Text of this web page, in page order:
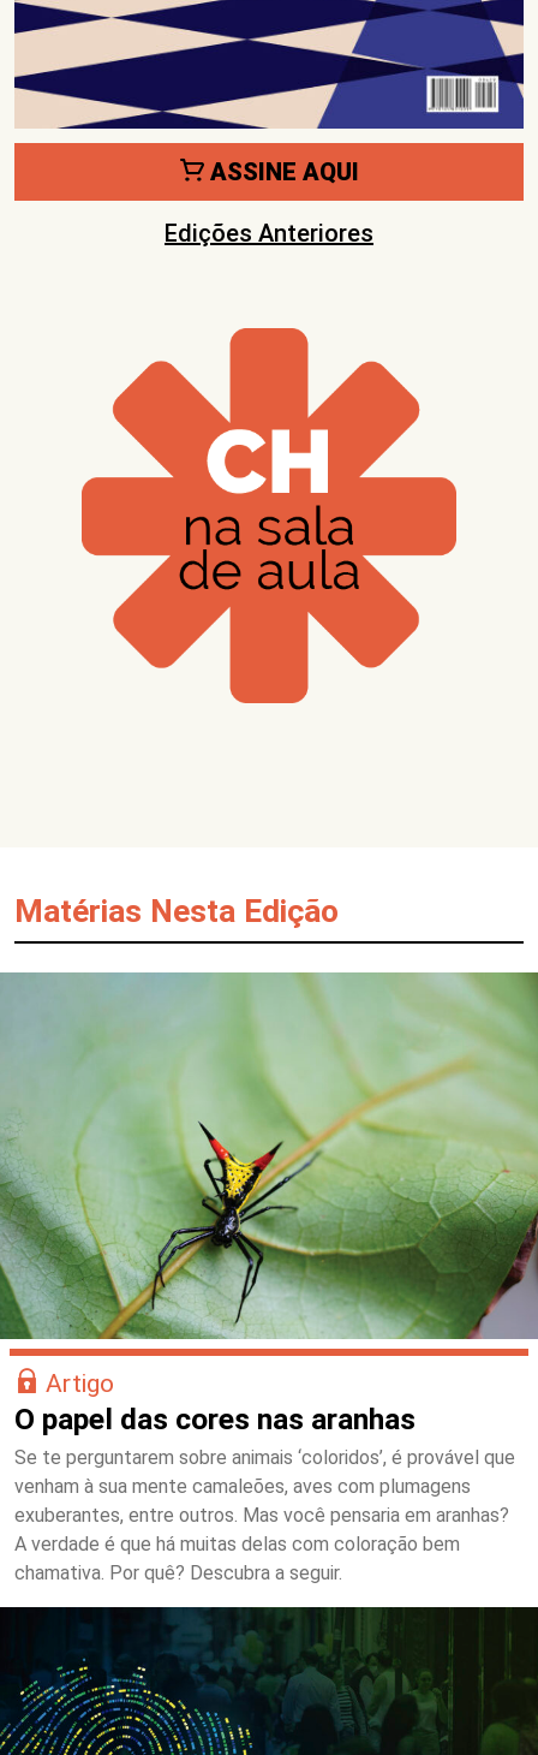
ASSINE AQUI
Edições Anteriores
Matérias Nesta Edição
Artigo
O papel das cores nas aranhas
Se te perguntarem sobre animais ‘coloridos’, é provável que
venham à sua mente camaleões, aves com plumagens
exuberantes, entre outros. Mas você pensaria em aranhas?
A verdade é que há muitas delas com coloração bem
chamativa. Por quê? Descubra a seguir.